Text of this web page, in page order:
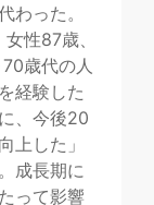
わった。
性87歳、
歳代の人
経験した
、今後20
上した」
成長期に
って影響